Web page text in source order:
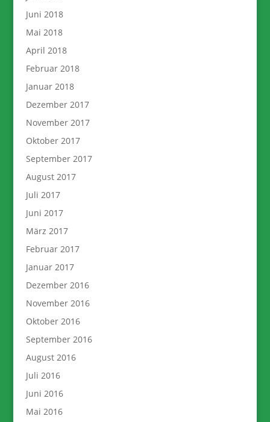
Juni 2018
Mai 2018
April 2018
Februar 2018
Januar 2018
Dezember 2017
November 2017
Oktober 2017
September 2017
August 2017
Juli 2017
Juni 2017
März 2017
Februar 2017
Januar 2017
Dezember 2016
November 2016
Oktober 2016
September 2016
August 2016
Juli 2016
Juni 2016
Mai 2016